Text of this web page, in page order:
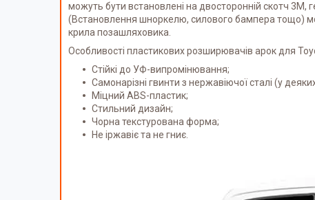
можуть бути встановлені на двосторонній скотч 3М,
(Встановлення шноркелю, силового бампера тощо)
крила позашляховика.
Особливості пластикових розширювачів арок для
Стійкі до УФ-випромінювання;
Самонарізні гвинти з нержавіючої сталі (у
Міцний ABS-пластик;
Стильний дизайн;
Чорна текстурована форма;
Не іржавіє та не гниє.